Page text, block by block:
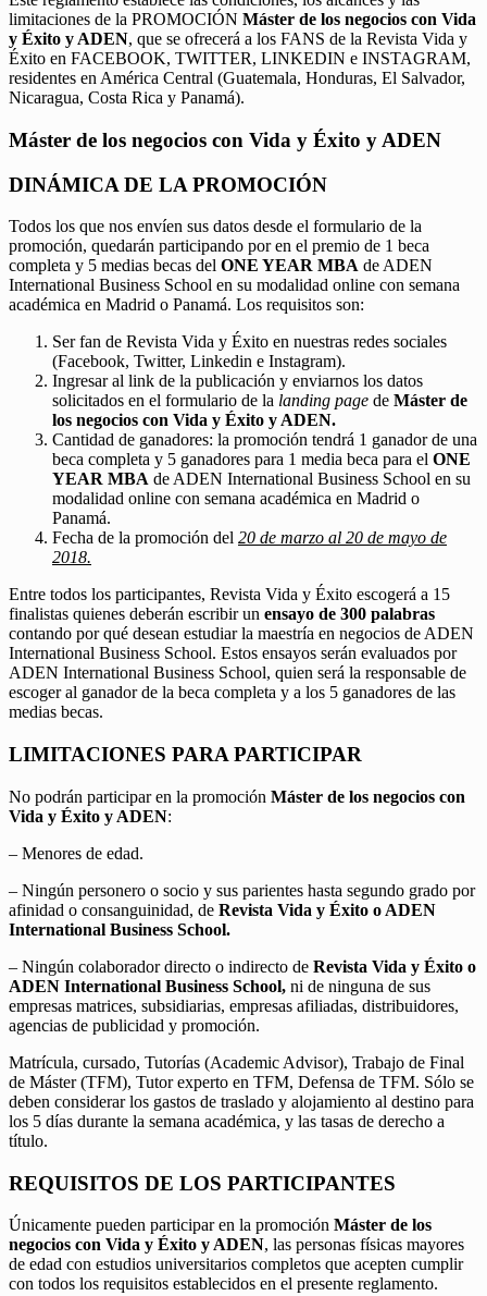
limitaciones de la PROMOCIÓN Máster de los negocios con Vida
y Éxito y ADEN, que se ofrecerá a los FANS de la Revista Vida y
Éxito en FACEBOOK, TWITTER, LINKEDIN e INSTAGRAM,
residentes en América Central (Guatemala, Honduras, El Salvador,
Nicaragua, Costa Rica y Panamá).
Máster de los negocios con Vida y Éxito y ADEN
DINÁMICA DE LA PROMOCIÓN
Todos los que nos envíen sus datos desde el formulario de la
promoción, quedarán participando por en el premio de 1 beca
completa y 5 medias becas del ONE YEAR MBA de ADEN
International Business School en su modalidad online con semana
académica en Madrid o Panamá. Los requisitos son:
Ser fan de Revista Vida y Éxito en nuestras redes sociales
(Facebook, Twitter, Linkedin e Instagram).
Ingresar al link de la publicación y enviarnos los datos
solicitados en el formulario de la landing page de Máster de
los negocios con Vida y Éxito y ADEN.
Cantidad de ganadores: la promoción tendrá 1 ganador de una
beca completa y 5 ganadores para 1 media beca para el ONE
YEAR MBA de ADEN International Business School en su
modalidad online con semana académica en Madrid o
Panamá.
Fecha de la promoción del 20 de marzo al 20 de mayo de
2018.
Entre todos los participantes, Revista Vida y Éxito escogerá a 15
finalistas quienes deberán escribir un ensayo de 300 palabras
contando por qué desean estudiar la maestría en negocios de ADEN
International Business School. Estos ensayos serán evaluados por
ADEN International Business School, quien será la responsable de
escoger al ganador de la beca completa y a los 5 ganadores de las
medias becas.
LIMITACIONES PARA PARTICIPAR
No podrán participar en la promoción Máster de los negocios con
Vida y Éxito y ADEN:
– Menores de edad.
– Ningún personero o socio y sus parientes hasta segundo grado por
afinidad o consanguinidad, de Revista Vida y Éxito o ADEN
International Business School.
– Ningún colaborador directo o indirecto de Revista Vida y Éxito o
ADEN International Business School, ni de ninguna de sus
empresas matrices, subsidiarias, empresas afiliadas, distribuidores,
agencias de publicidad y promoción.
Matrícula, cursado, Tutorías (Academic Advisor), Trabajo de Final
de Máster (TFM), Tutor experto en TFM, Defensa de TFM. Sólo se
deben considerar los gastos de traslado y alojamiento al destino para
los 5 días durante la semana académica, y las tasas de derecho a
título.
REQUISITOS DE LOS PARTICIPANTES
Únicamente pueden participar en la promoción Máster de los
negocios con Vida y Éxito y ADEN, las personas físicas mayores
de edad con estudios universitarios completos que acepten cumplir
con todos los requisitos establecidos en el presente reglamento.